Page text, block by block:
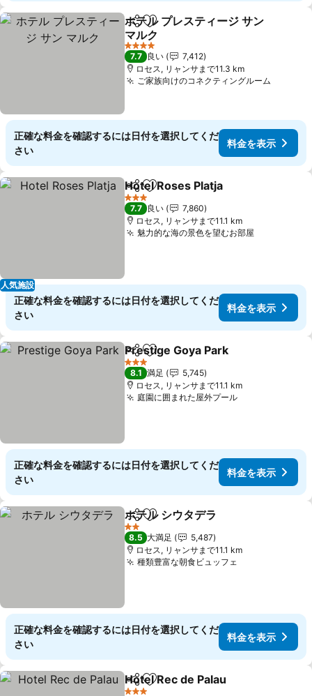
シェアお気に入りに追加
ホテル プレスティージ サン
マルク
料金を表示
4 ホテルのランク
7.7 良い
7,412
ロセス, リャンサまで11.3 km
ご家族向けのコネクティングルーム
正確な料金を確認するには日付を選択してくだ
さい
料金を表示
人気施設
シェアお気に入りに追加
Hotel Roses Platja
3 ホテルのランク
7.7 良い
7,860
ロセス, リャンサまで11.1 km
魅力的な海の景色を望むお部屋料金を表示
正確な料金を確認するには日付を選択してくだ
さい
料金を表示
シェアお気に入りに追加
Prestige Goya Park
3 ホテルのランク
8.1 満足
5,745
ロセス, リャンサまで11.1 km
庭園に囲まれた屋外プール料金を表示
正確な料金を確認するには日付を選択してくだ
さい
料金を表示
シェアお気に入りに追加
ホテル シウタデラ
2 ホテルのランク
8.5 大満足
5,487
ロセス, リャンサまで11.1 km
種類豊富な朝食ビュッフェ
正確な料金を確認するには日付を選択してくだ
さい
料金を表示
シェアお気に入りに追加
Hotel Rec de Palau